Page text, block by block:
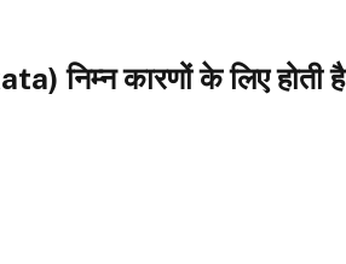
निम्न कारणों के लिए होती है